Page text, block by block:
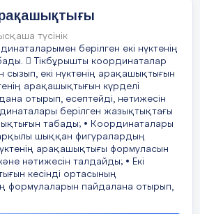
А) сурет
бойынша белгісіз х
және бұрышының мәнін табыңыз.
пайдаланып төмендегі тапсырмаларды
вертикаль болатын бұрышты жазыңыз.
күтілетін нәтижелер
тоқсанға жоспарланған оқу
тексереді.
жиынтық
түсінік
берілген екі нүктенің
 Тікбұрышты координаталар
сызып, екі нүктенің арақашықтығын
арақашықтығын күрделі
отырып, есептейді, нәтижесін
берілген жазықтықтағы
табады; • Координаталары
шыққан фигуралардың
арақашықтығы формуласын
нәтижесін талдайды; • Екі
кесінді ортасының
формулаларын пайдалана отырып,